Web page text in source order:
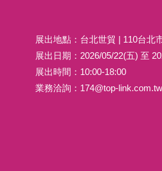
展出地點：台北世貿 | 110台北
展出日期：2026/05/22(五) 至
展出時間：10:00-18:00
業務洽詢： 174@top-link.com.tw